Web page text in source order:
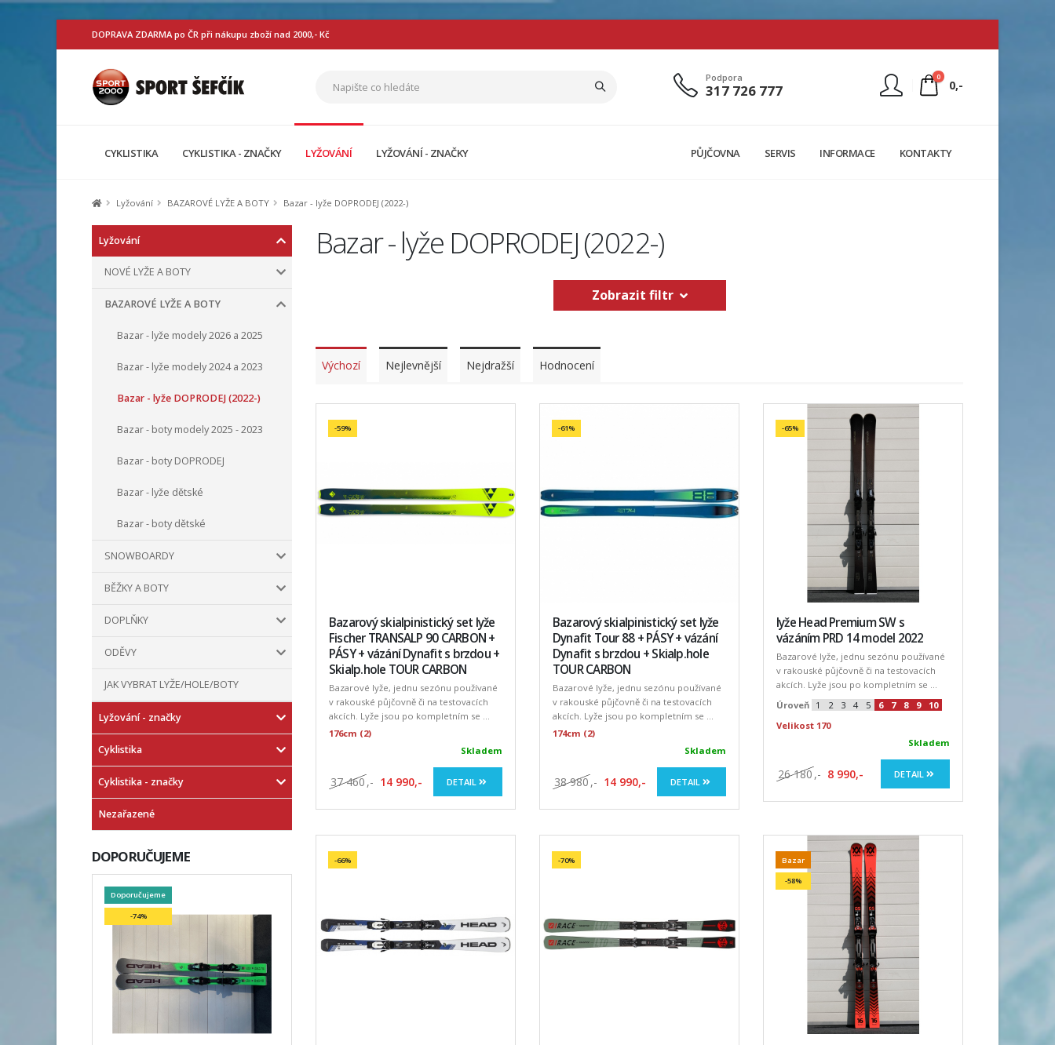
DOPRAVA ZDARMA po ČR při nákupu zboží nad 2000,- Kč
Podpora
317 726 777
0
0,-
Přihlásit
CYKLISTIKA CYKLISTIKA - ZNAČKY LYŽOVÁNÍ LYŽOVÁNÍ - ZNAČKY PŮJČOVNA SERVIS INFORMACE KONTAKTY
Lyžování BAZAROVÉ LYŽE A BOTY Bazar - lyže DOPRODEJ (2022-)
Lyžování
NOVÉ LYŽE A BOTY
BAZAROVÉ LYŽE A BOTY
Bazar - lyže modely 2026 a 2025
Bazar - lyže modely 2024 a 2023
Bazar - lyže DOPRODEJ (2022-)
Bazar - boty modely 2025 - 2023
Bazar - boty DOPRODEJ
Bazar - lyže dětské
Bazar - boty dětské
SNOWBOARDY
BĚŽKY A BOTY
DOPLŇKY
ODĚVY
JAK VYBRAT LYŽE/HOLE/BOTY
Lyžování - značky
Cyklistika
Cyklistika - značky
Nezařazené
DOPORUČUJEME
Doporučujeme
-74%
Bazar - lyže DOPRODEJ (2022-)
Zobrazit filtr
Výchozí Nejlevnější Nejdražší Hodnocení
-59%
Bazarový skialpinistický set lyže
Fischer TRANSALP 90 CARBON +
PÁSY + vázání Dynafit s brzdou +
Skialp.hole TOUR CARBON
Bazarové lyže, jednu sezónu používané
v rakouské půjčovně či na testovacích
akcích. Lyže jsou po kompletním se ...
176cm (2)
Skladem
37 460 ,- 14 990,- DETAIL
-61%
Bazarový skialpinistický set lyže
Dynafit Tour 88 + PÁSY + vázání
Dynafit s brzdou + Skialp.hole
TOUR CARBON
Bazarové lyže, jednu sezónu používané
v rakouské půjčovně či na testovacích
akcích. Lyže jsou po kompletním se ...
174cm (2)
Skladem
38 980 ,- 14 990,- DETAIL
-65%
lyže Head Premium SW s
vázáním PRD 14 model 2022
Bazarové lyže, jednu sezónu používané
v rakouské půjčovně či na testovacích
akcích. Lyže jsou po kompletním se ...
Úroveň
1 2 3 4 5 6 7 8 9
10
Velikost 170
Skladem
26 180 ,- 8 990,- DETAIL
-66% -70% Bazar
-58%